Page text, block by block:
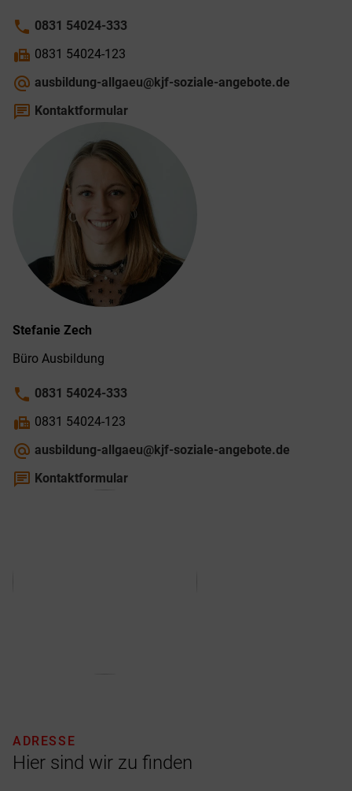
phone 0831 54024-333
fax 0831 54024-123
alternate_email ausbildung-allgaeu@kjf-soziale-angebote.de
chat Kontaktformular
Stefanie Zech
Büro Ausbildung
phone 0831 54024-333
fax 0831 54024-123
alternate_email ausbildung-allgaeu@kjf-soziale-angebote.de
chat Kontaktformular
Hier sind wir zu finden
ADRESSE